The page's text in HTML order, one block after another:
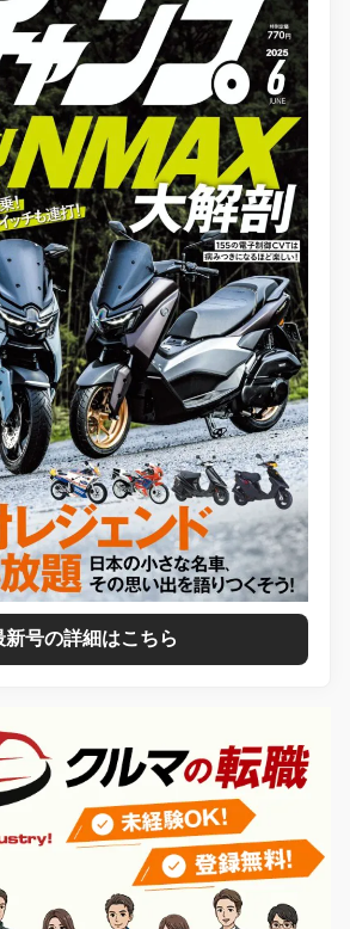
新号の詳細はこちら